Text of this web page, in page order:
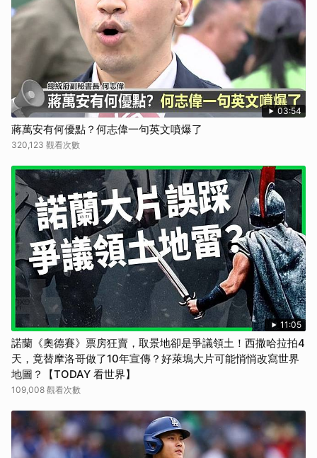
03:54
蔣萬安有何優點？何志偉一句英文噴爆了
320,123 觀看次數
11:05
諾蘭《奧德賽》票房狂賣，取景地卻是爭議領土！西撒哈拉拍4
天，竟替摩洛哥做了10年宣傳？好萊塢大片可能悄悄改寫世界
地圖？【TODAY 看世界】
109,008 觀看次數